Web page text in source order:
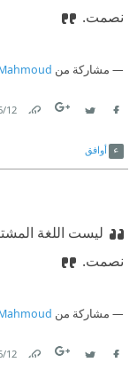
نصمت.
مشاركة من
12‏/6‏/2026
أوافق
ليست اللغة
نصمت.
مشاركة من
12‏/6‏/2026